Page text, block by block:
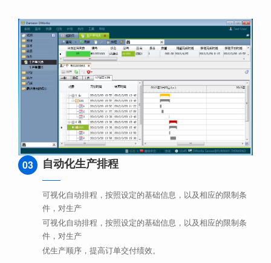
03 自动化生产排程
可视化自动排程，按照设定的基础信息，以及相应的限制条
件，对生产
可视化自动排程，按照设定的基础信息，以及相应的限制条
件，对生产
优生产顺序，提高订单交付绩效。